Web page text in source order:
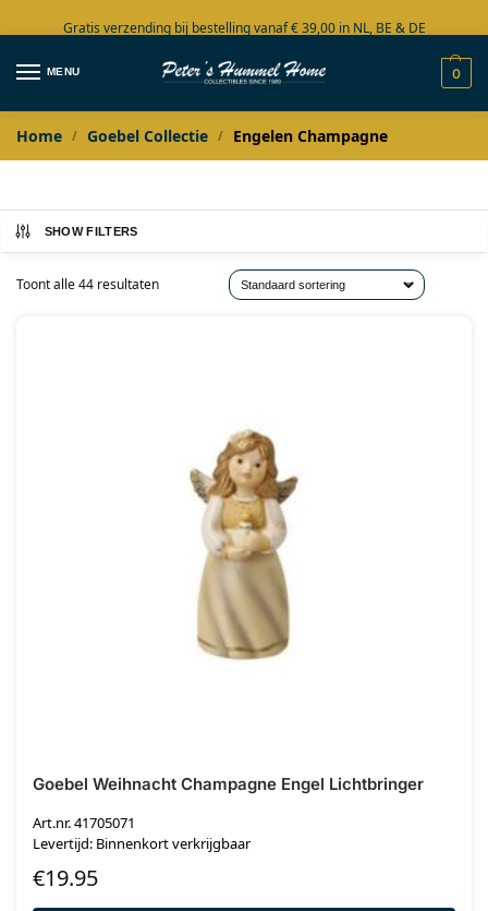
Gratis verzending bij bestelling vanaf € 39,00 in NL, BE & DE
Grote collectie in voorraad
MENU 0
Home / Goebel Collectie / Engelen Champagne
SHOW FILTERS
Toont alle 44 resultaten
Goebel Weihnacht Champagne Engel Lichtbringer
Art.nr. 41705071
Levertijd: Binnenkort verkrijgbaar
€19.95